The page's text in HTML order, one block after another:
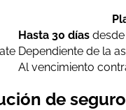
Hasta 30 días
Dependiente de la
Al vencimiento
de